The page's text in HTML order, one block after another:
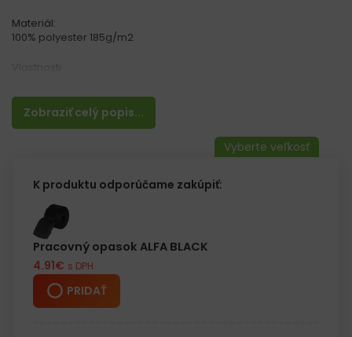
Zobraziť celý popis...
Materiál:
100% polyester 185g/m2
– Zapínanie na gombík a zips ( vzadu )
– Dve bočné vrecká
– Dva švy v páse na chrbte
K produktu odporúčame zakúpiť:
Pracovný opasok ALFA BLACK
4.91€ s DPH
PRIDAŤ